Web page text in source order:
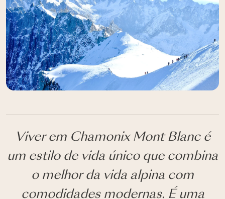
Viver em Chamonix Mont Blanc é
um estilo de vida único que combina
o melhor da vida alpina com
comodidades modernas. É uma